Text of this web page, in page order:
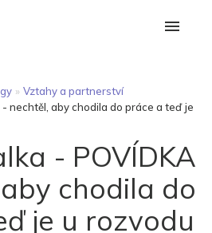
» Vztahy a partnerství
nechtěl, aby chodila do práce a teď je
- POVÍDKA
chodila do
je u rozvodu